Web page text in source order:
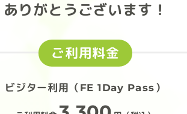
ありがとうございます！
ご利用料金
ビジター利用（FE 1Day Pass）